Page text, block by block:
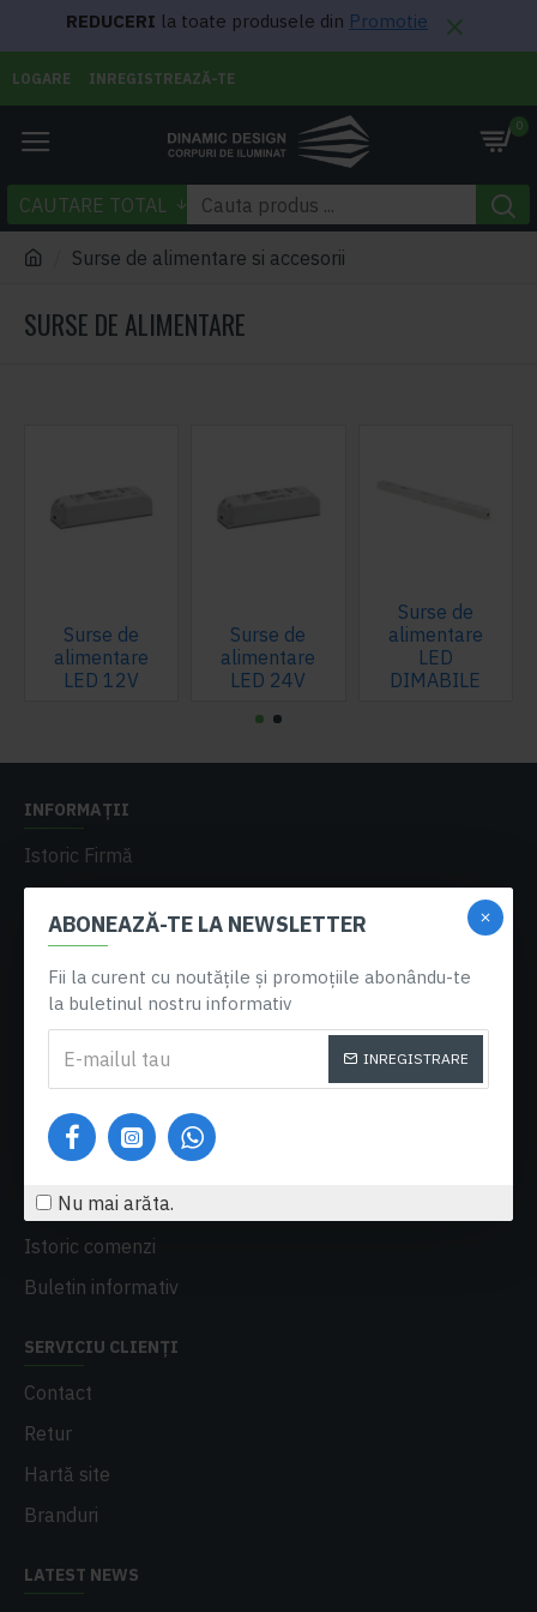
ABONEAZĂ-TE LA NEWSLETTER
Fii la curent cu noutățile și promoțiile abonându-te
la buletinul nostru informativ
INREGISTRARE
Nu mai arăta.
REDUCERI la toate produsele din Promotie
LOGARE INREGISTREAZĂ-TE
0
CAUTARE TOTAL
Surse de alimentare si accesorii
SURSE DE ALIMENTARE
Surse de
alimentare
LED 12V
Surse de
alimentare
LED 24V
Surse de
alimentare
LED
DIMABILE
INFORMAȚII
Istoric Firmă
Livrare
Retur
Politica de confidențialitate
A.N.P.C.
Termeni si condiții
DETALII CONT
Contul meu
Istoric comenzi
Buletin informativ
SERVICIU CLIENȚI
Contact
Retur
Hartă site
Branduri
LATEST NEWS